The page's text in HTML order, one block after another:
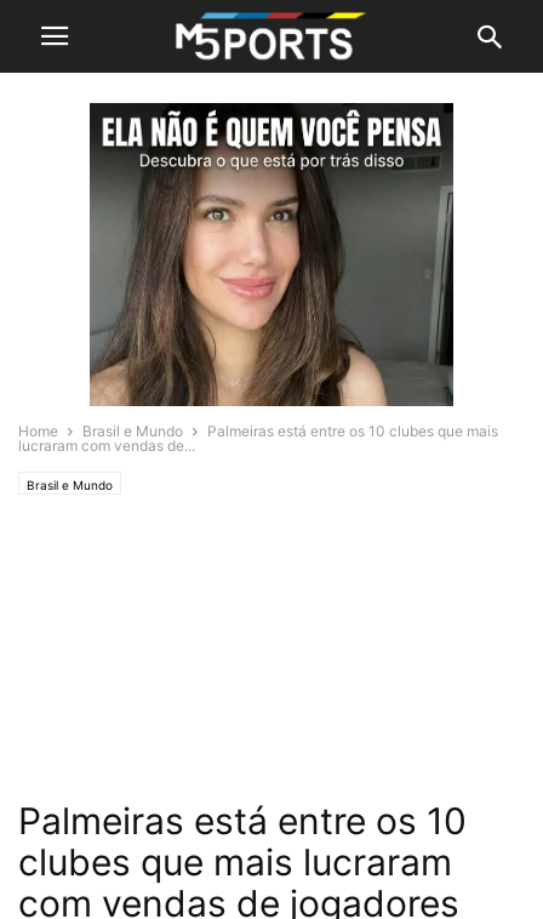
Home Brasil e Mundo
Palmeiras está entre os 10 clubes que mais
lucraram com vendas de...
Brasil e Mundo
Palmeiras está entre os 10
clubes que mais lucraram
com vendas de jogadores